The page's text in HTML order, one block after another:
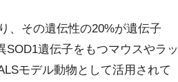
、その遺伝性の20%が遺伝子
SOD1遺伝子をもつマウスやラッ
モデル動物として活用されて